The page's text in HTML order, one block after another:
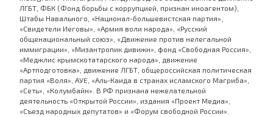
ЛГБТ, ФБК (Фонд борьбы с коррупцией, признан иноагентом),
Штабы Навального, «Национал-большевистская партия»,
«Свидетели Иеговы», «Армия воли народа», «Русский
общенациональный союз», «Движение против нелегальной
иммиграции», «Мизантропик дивижн», фонд «Свободная Россия»,
«Меджлис крымскотатарского народа», движение
«Артподготовка», движение ЛГБТ, общероссийская политическая
партия «Воля», АУЕ, «Аль-Каида в странах исламского Магриба»,
«Сеть», «Колумбайн». В РФ признана нежелательной
деятельность «Открытой России», издания «Проект Медиа»,
«Съезд народных депутатов» и «Форум свободной России».